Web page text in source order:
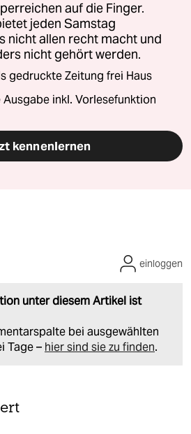
auf die Finger.
jeden Samstag
nicht allen recht macht und
nicht gehört werden.
gedruckte Zeitung frei Haus
inkl. Vorlesefunktion
kennenlernen
unter diesem Artikel ist
bei ausgewählten
Tage – hier sind sie zu finden.
einloggen